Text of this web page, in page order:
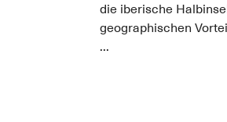
die iberische
geographischen
...